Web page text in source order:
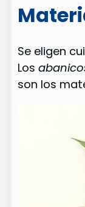
Se eligen
Los
son los